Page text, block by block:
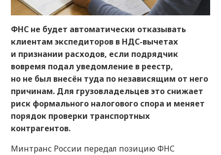
ФНС не будет автоматически отказывать
клиентам экспедиторов в НДС-вычетах
и признании расходов, если подрядчик
вовремя подал уведомление в реестр,
но не был внесён туда по независящим от него
причинам. Для грузовладельцев это снижает
риск формального налогового спора и меняет
порядок проверки транспортных
контрагентов.
Минтранс России передал позицию ФНС